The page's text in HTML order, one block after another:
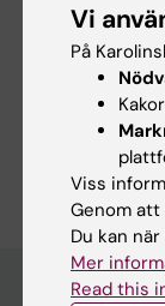
Alvestrand
JOURNAL
[Protein-
treatment
Alvestrand A
Vi
På
Viss
Genom
Du kan
Mer
Read this